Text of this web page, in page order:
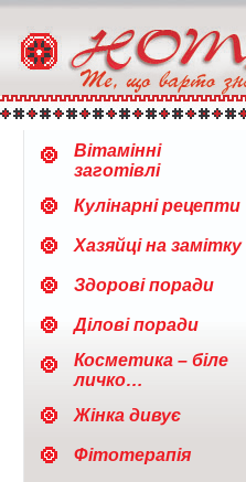
Вітамінні
заготівлі
Кулінарні рецепти
Хазяйці на замітку
Здорові поради
Ділові поради
Косметика – біле
личко…
Жінка дивує
Фітотерапія